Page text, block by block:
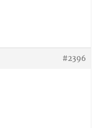
#2396